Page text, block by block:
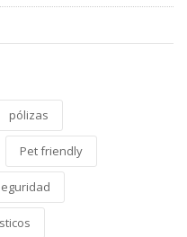
pólizas
Pet friendly